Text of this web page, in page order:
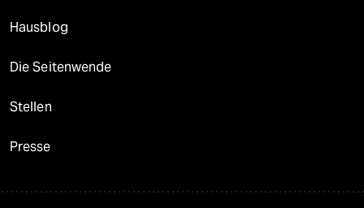
Hausblog
Die Seitenwende
Stellen
Presse